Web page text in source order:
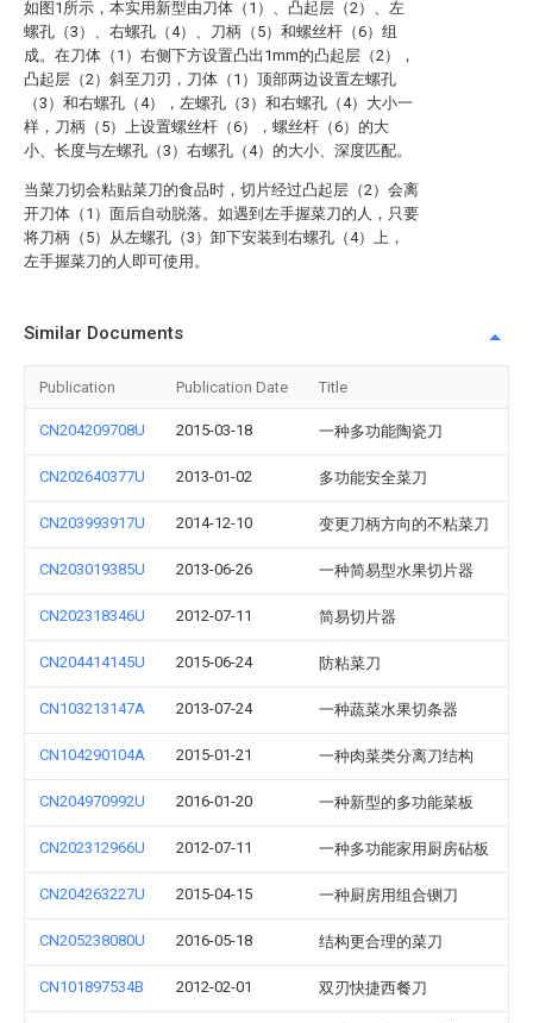
如图1所示，本实用新型由刀体（1）、凸起层（2）、左
螺孔（3）、右螺孔（4）、刀柄（5）和螺丝杆（6）组
成。在刀体（1）右侧下方设置凸出1mm的凸起层（2），
凸起层（2）斜至刀刃，刀体（1）顶部两边设置左螺孔
（3）和右螺孔（4），左螺孔（3）和右螺孔（4）大小一
样，刀柄（5）上设置螺丝杆（6），螺丝杆（6）的大
小、长度与左螺孔（3）右螺孔（4）的大小、深度匹配。
当菜刀切会粘贴菜刀的食品时，切片经过凸起层（2）会离
开刀体（1）面后自动脱落。如遇到左手握菜刀的人，只要
将刀柄（5）从左螺孔（3）卸下安装到右螺孔（4）上，
左手握菜刀的人即可使用。
Similar Documents
Publication Publication Date Title
CN204209708U 2015-03-18 一种多功能陶瓷刀
CN202640377U 2013-01-02 多功能安全菜刀
CN203993917U 2014-12-10 变更刀柄方向的不粘菜刀
CN203019385U 2013-06-26 一种简易型水果切片器
CN202318346U 2012-07-11 简易切片器
CN204414145U 2015-06-24 防粘菜刀
CN103213147A 2013-07-24 一种蔬菜水果切条器
CN104290104A 2015-01-21 一种肉菜类分离刀结构
CN204970992U 2016-01-20 一种新型的多功能菜板
CN202312966U 2012-07-11 一种多功能家用厨房砧板
CN204263227U 2015-04-15 一种厨房用组合铡刀
CN205238080U 2016-05-18 结构更合理的菜刀
CN101897534B 2012-02-01 双刃快捷西餐刀